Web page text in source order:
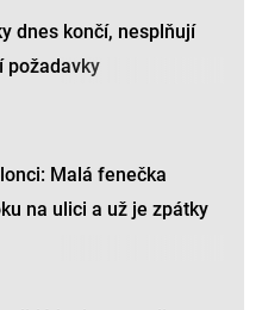
dnes končí, nesplňují
požadavky
Malá fenečka
na ulici a už je zpátky